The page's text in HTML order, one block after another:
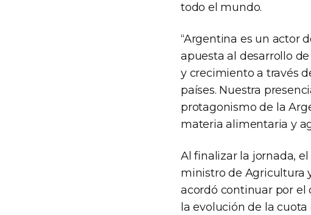
todo el mundo.
“Argentina es un actor
apuesta al desarrollo
y crecimiento a través
países. Nuestra
protagonismo de la
materia alimentaria y
Al finalizar la jornada,
ministro de Agricultura
acordó continuar por el
la evolución de la